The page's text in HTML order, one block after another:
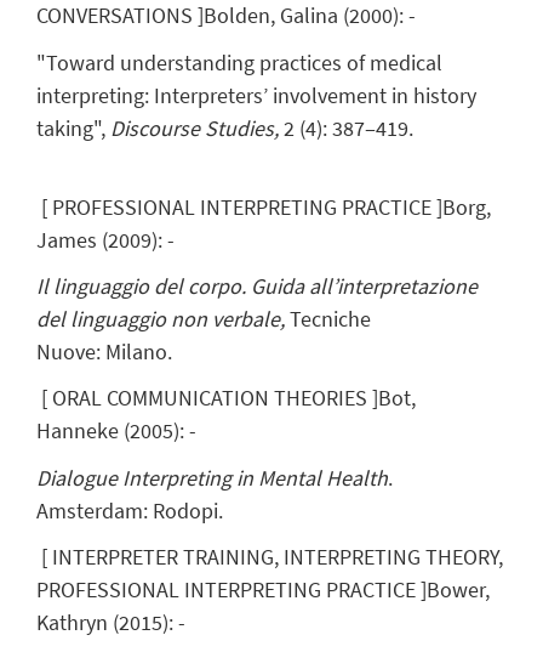
CONVERSATIONS ]Bolden, Galina (2000):-
"Toward understanding practices of medical
interpreting: Interpreters’ involvement in history
taking", Discourse Studies,2 (4): 387‒419.
[ PROFESSIONAL INTERPRETING PRACTICE]Borg,
James (2009):-
Il linguaggio del corpo. Guida all’interpretazione
del linguaggio non verbale,Tecniche
Nuove: Milano.
[ ORAL COMMUNICATION THEORIES ]Bot,
Hanneke (2005):-
Dialogue Interpreting in Mental Health.
Amsterdam: Rodopi.
[ INTERPRETER TRAINING, INTERPRETING THEORY,
PROFESSIONAL INTERPRETING PRACTICE]Bower,
Kathryn (2015):-